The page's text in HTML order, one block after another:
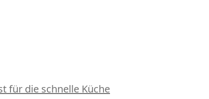
für die schnelle Küche